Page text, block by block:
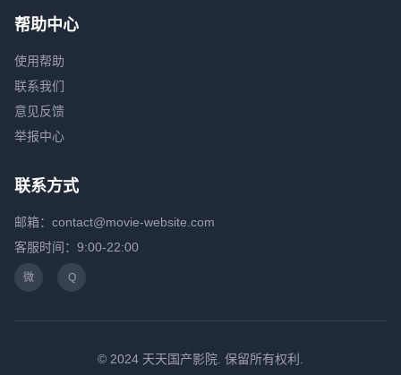
帮助中心
使用帮助
联系我们
意见反馈
举报中心
联系方式
邮箱：contact@movie-website.com
客服时间：9:00-22:00
微 Q
© 2024 天天国产影院. 保留所有权利.